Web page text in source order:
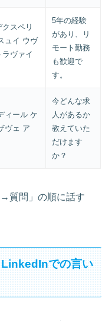
スペリ
ュイ ウヴ
ヴァイ
5年の経験
があり、リ
モート勤務
も歓迎で
す。
ィール ケ
ヴェ ア
今どんな求
人があるか
教えていた
だけます
か？
質問」の順に話す
での言い